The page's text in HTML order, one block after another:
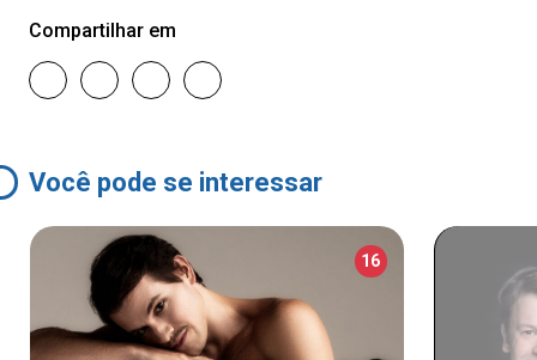
Compartilhar em
Você pode se interessar
16